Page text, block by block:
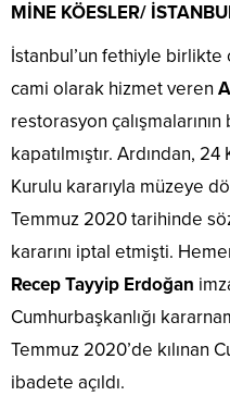
MİNE KÖESLER/
İstanbul’un fethiyle birlikte
cami olarak hizmet veren
restorasyon
kapatılmıştır. Ardından,
Kurulu kararıyla müzeye
Temmuz 2020 tarihinde
kararını iptal etmişti.
Recep Tayyip Erdoğan
Cumhurbaşkanlığı
Temmuz 2020’de kılınan
ibadete açıldı.